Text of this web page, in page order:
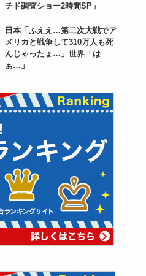
チド調査ショー2時間SP」
日本「ふええ…第二次大戦でア
メリカと戦争して310万人も死
んじゃったょ…」世界「は
ぁ…」